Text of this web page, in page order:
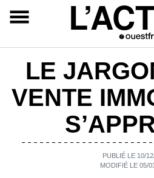
LE
VENTE
PUBLIÉ LE 10/
MODIFIÉ LE 05/